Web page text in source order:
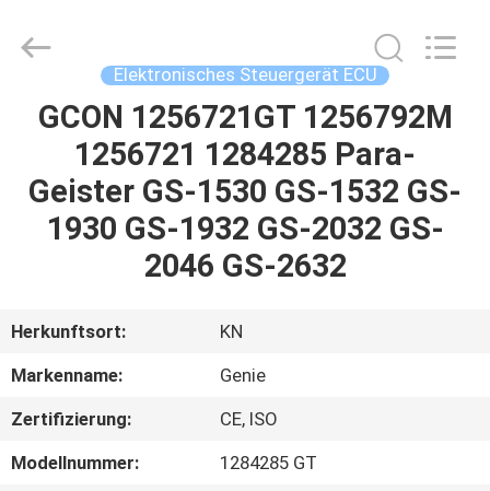
HAUS
PRODUKTE
ÜBER
UNS
FABRIK-
AUSFLUG
Rights
Elektronisches Steuergerät ECU
GCON 1256721GT 1256792M
1256721 1284285 Para-
Geister GS-1530 GS-1532 GS-
1930 GS-1932 GS-2032 GS-
2046 GS-2632
Herkunftsort:
KN
Markenname:
Genie
Zertifizierung:
CE, ISO
Modellnummer:
1284285 GT